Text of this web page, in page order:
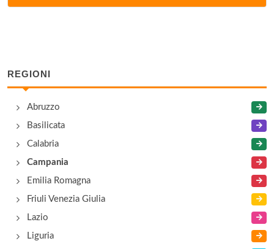
via Pignasecca 22, Napoli
Al Caminetto
via Alessandro Manzoni 81, Napoli
Al Canterbury
via Ascensione 6, Napoli
Al Poeta
REGIONI
Abruzzo
Basilicata
Calabria
Campania
Emilia Romagna
Friuli Venezia Giulia
Lazio
Liguria